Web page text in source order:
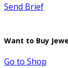
Send Brief
Want to Buy
Go to Shop